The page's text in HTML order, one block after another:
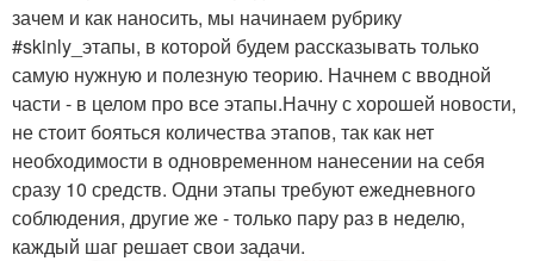
зачем и как наносить, мы начинаем рубрику
#skinly_этапы, в которой будем рассказывать только
самую нужную и полезную теорию. Начнем с вводной
части - в целом про все этапы.Начну с хорошей новости,
не стоит бояться количества этапов, так как нет
необходимости в одновременном нанесении на себя
сразу 10 средств. Одни этапы требуют ежедневного
соблюдения, другие же - только пару раз в неделю,
каждый шаг решает свои задачи.